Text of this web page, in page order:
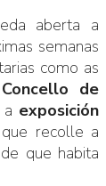
aberta a
semanas
como as
de
exposición
que recolle a
que habita